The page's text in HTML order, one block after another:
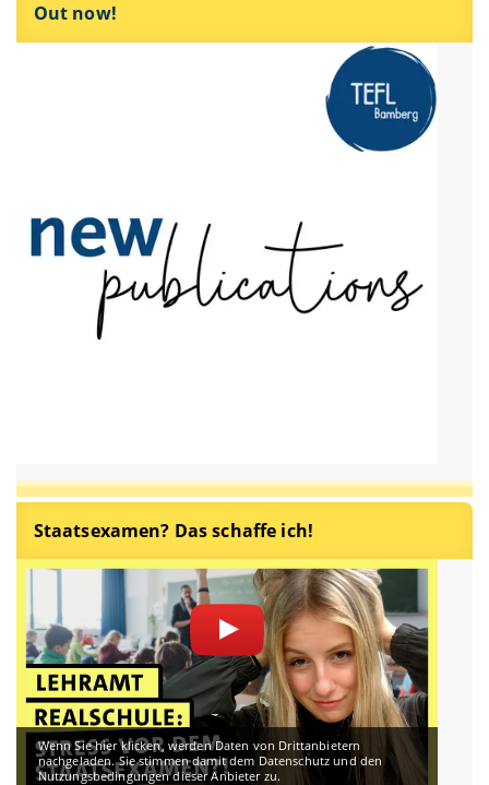
Out now!
Staatsexamen? Das schaffe ich!
Wenn Sie hier klicken, werden Daten von Drittanbietern
nachgeladen. Sie stimmen damit dem Datenschutz und den
Nutzungsbedingungen dieser Anbieter zu.